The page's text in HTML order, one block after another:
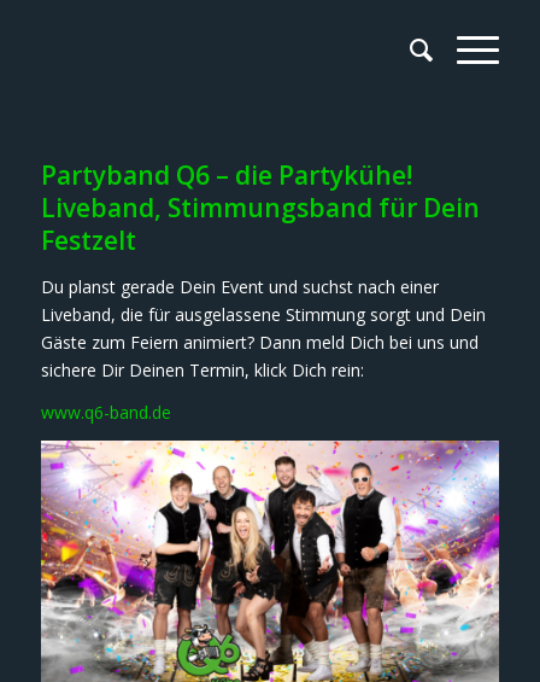
Partyband Q6 – die Partykühe!
Liveband, Stimmungsband für Dein
Festzelt
Du planst gerade Dein Event und suchst nach einer
Liveband, die für ausgelassene Stimmung sorgt und Dein
Gäste zum Feiern animiert? Dann meld Dich bei uns und
sichere Dir Deinen Termin, klick Dich rein:
www.q6-band.de